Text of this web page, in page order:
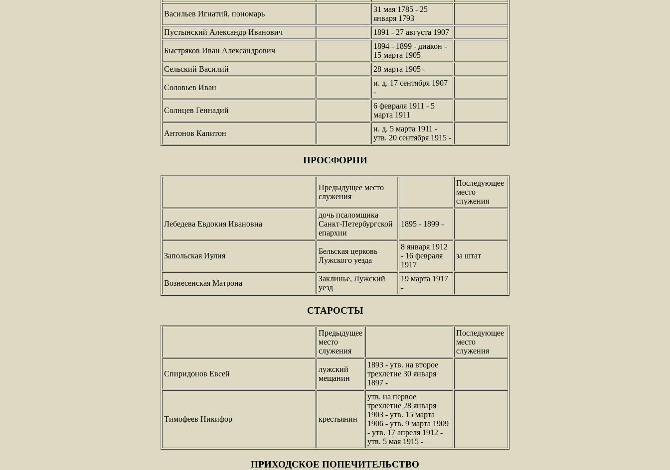
Васильев Игнатий, пономарь
31 мая 1785 - 25
января 1793
Пустынский Александр Иванович
1891 - 27 августа 1907
Быстряков Иван Александрович
1894 - 1899 - диакон -
15 марта 1905
Сельский Василий
28 марта 1905 -
Соловьев Иван
и. д. 17 сентября 1907
-
Солнцев Геннадий
6 февраля 1911 - 5
марта 1911
Антонов Капитон
и. д. 5 марта 1911 -
утв. 20 сентября 1915 -
ПРОСФОРНИ
Предыдущее место
служения
Последующее
место
служения
Лебедева Евдокия Ивановна
дочь псаломщика
Санкт-Петербургской
епархии
1895 - 1899 -
Запольская Иулия
Бельская церковь
Лужского уезда
8 января 1912
- 16 февраля
1917
за штат
Вознесенская Матрона
Заклинье, Лужский
уезд
19 марта 1917
-
СТАРОСТЫ
Предыдущее
место
служения
Последующее
место
служения
Спиридонов Евсей
лужский
мещанин
1893 - утв. на второе
трехлетие 30 января
1897 -
Тимофеев Никифор крестьянин
утв. на первое
трехлетие 28 января
1903 - утв. 15 марта
1906 - утв. 9 марта 1909
- утв. 17 апреля 1912 -
утв. 5 мая 1915 -
ПРИХОДСКОЕ ПОПЕЧИТЕЛЬСТВО